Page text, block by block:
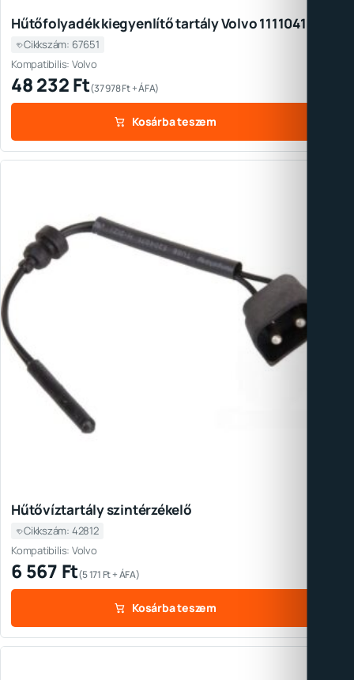
Hűtőfolyadék kiegyenlítő tartály Volvo 11110410
Cikkszám: 67651
Kompatibilis: Volvo
48 232Ft(37 978Ft+ ÁFA)
Kosárba teszem
Hűtővíztartály szintérzékelő
Cikkszám: 42812
Kompatibilis: Volvo
6 567 Ft(5 171Ft+ ÁFA)
Kosárba teszem